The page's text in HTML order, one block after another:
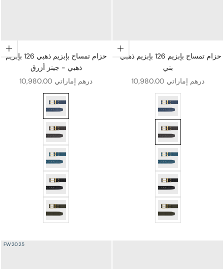
اختيار الخيارات
حزام تمساح بإبزيم ذهبي 126 بإبزيم
ذهبي - جينز أزرق
سعر البيع
10,980.00 درهم إماراتي
حزام تمساح بإبزيم ذهبي 126 بإبزيم ذهبي - جينز أزرق
حزام تمساح بإبزيم 126 بإبزيم ذهبي - بني
حزام تمساح بإبزيم 126 بإبزيم ذهبي اللون - زمرد
حزام تمساح بإبزيم 126 بإبزيم ذهبي - أسود
حزام تمساح بإبزيم 126 بإبزيم ذهبي اللون - عسكري
اختيار الخيارات
حزام تمساح بإبزيم 126 بإبزيم ذهبي -
بني
سعر البيع
10,980.00 درهم إماراتي
FW2025